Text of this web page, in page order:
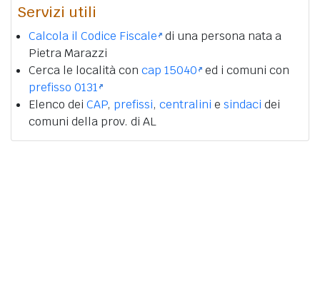
Servizi utili
Calcola il Codice Fiscale di una persona nata a
Pietra Marazzi
Cerca le località con cap 15040 ed i comuni con
prefisso 0131
Elenco dei CAP, prefissi, centralini e sindaci dei
comuni della prov. di AL